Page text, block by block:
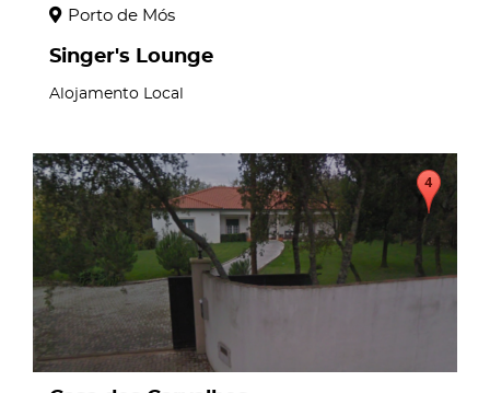
Porto de Mós
Singer's Lounge
Alojamento Local
page